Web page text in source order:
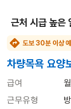
근처 시급 높은
도보 30분 이상
차량목욕 요양
급여
근무유형